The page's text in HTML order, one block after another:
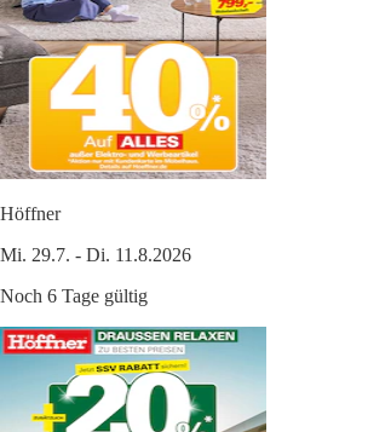
Höffner
Mi. 29.7. - Di. 11.8.2026
Noch 6 Tage gültig